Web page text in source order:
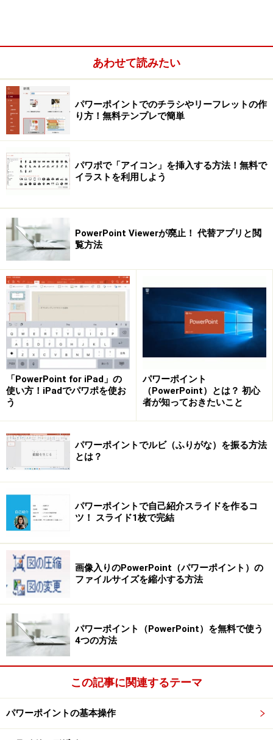
スライドのタイトルに「3つ」という数字があるので、連番
を表示するとリンクする
行頭文字を設定する
まず、行頭文字を設定する基本操作を確認します。最初
に、箇条書きのプレースホルダー（＝枠）の外枠をクリ
ックして、箇条書き全体を選択します。
プレースホルダー内にカーソルが点滅しているときは、もう
一度外枠をクリックする
次に、「ホーム」タブの「箇条書き」（もしくは「段落
番号」）ボタンの▼をクリックし、行頭文字の一覧が表
示されたら、目的の記号をクリックします。
マウスポインターを記号に合わせると、その場で結果を確認
できる
これで、プレースホルダー内のすべての箇条書きの先頭
に、指定した行頭文字が表示されます。行頭文字を解除
するには、もう一度「ホーム」タブの「箇条書き」（も
しくは「段落番号」）ボタンを直接クリックします。
あわせて読みたい
パワーポイントでのチラシやリーフレットの作
り方！無料テンプレで簡単
パワポで「アイコン」を挿入する方法！無料で
イラストを利用しよう
PowerPoint Viewerが廃止！ 代替アプリと閲
覧方法
「PowerPoint for iPad」の
使い方！iPadでパワポを使お
う
パワーポイント
（PowerPoint）とは？ 初心
者が知っておきたいこと
パワーポイントでルビ（ふりがな）を振る方法
とは？
パワーポイントで自己紹介スライドを作るコ
ツ！ スライド1枚で完結
画像入りのPowerPoint（パワーポイント）の
ファイルサイズを縮小する方法
パワーポイント（PowerPoint）を無料で使う
4つの方法
この記事に関連するテーマ
パワーポイントの基本操作